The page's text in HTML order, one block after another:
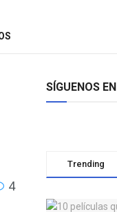
4
SÍGUENOS EN
Trending